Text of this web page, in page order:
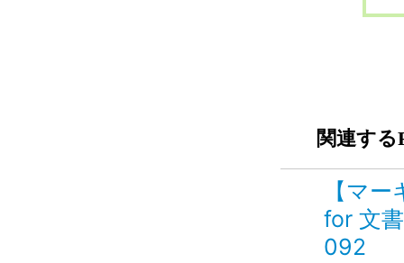
関連する
【マ
for 文
092